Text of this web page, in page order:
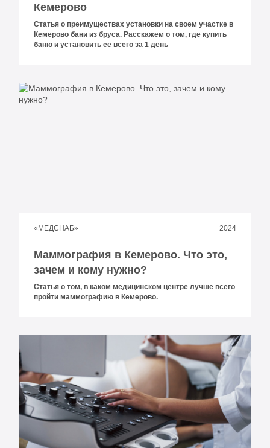
Кемерово
Статья о преимуществах установки на своем участке в
Кемерово бани из бруса. Расскажем о том, где купить
баню и установить ее всего за 1 день
«МЕДСНАБ» 2024
Маммография в Кемерово. Что это,
зачем и кому нужно?
Статья о том, в каком медицинском центре лучше всего
пройти маммографию в Кемерово.